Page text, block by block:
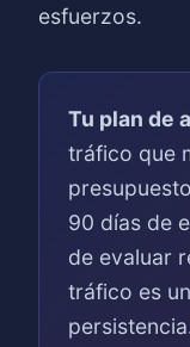
esfuerzos.
Tu plan de
tráfico que
90 días de
de evaluar
tráfico es